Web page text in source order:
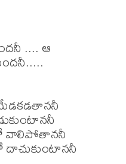
.... ఆ
వాలిపోతాననీ
దాచుకుంటాననీ